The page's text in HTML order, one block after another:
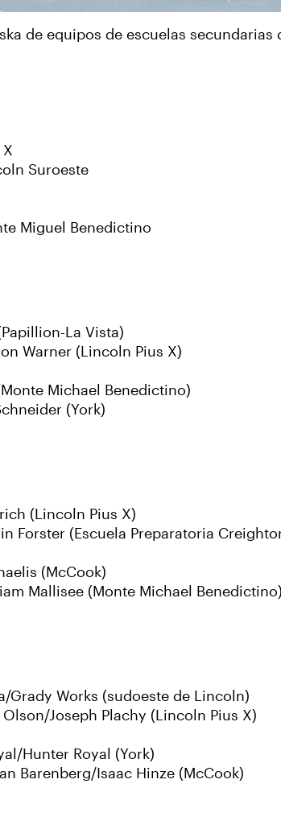
de equipos de escuelas
Suroeste
Miguel Benedictino
La Vista)
Warner (Lincoln Pius X)
Michael Benedictino)
(York)
(Lincoln Pius X)
Forster (Escuela Preparatoria
(McCook)
Mallisee (Monte Michael Benedictino)
Grady Works (sudoeste de Lincoln)
Joseph Plachy (Lincoln Pius X)
Hunter Royal (York)
Barenberg/Isaac Hinze (McCook)